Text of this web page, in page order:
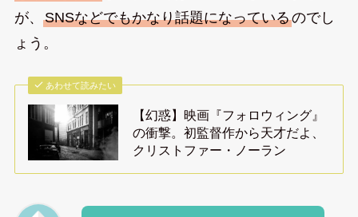
が、 SNSなどでもかなり話題になっているのでし
ょう。
あわせて読みたい
【幻惑】映画『フォロウィング』
の衝撃。初監督作から天才だよ、
クリストファー・ノーラン